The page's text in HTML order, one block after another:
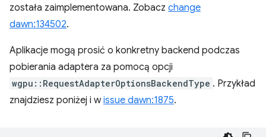
została zaimplementowana. Zobacz change
dawn:134502.
Aplikacje mogą prosić o konkretny backend podczas
pobierania adaptera za pomocą opcji
wgpu::RequestAdapterOptionsBackendType . Przykład
znajdziesz poniżej i wissue dawn:1875.